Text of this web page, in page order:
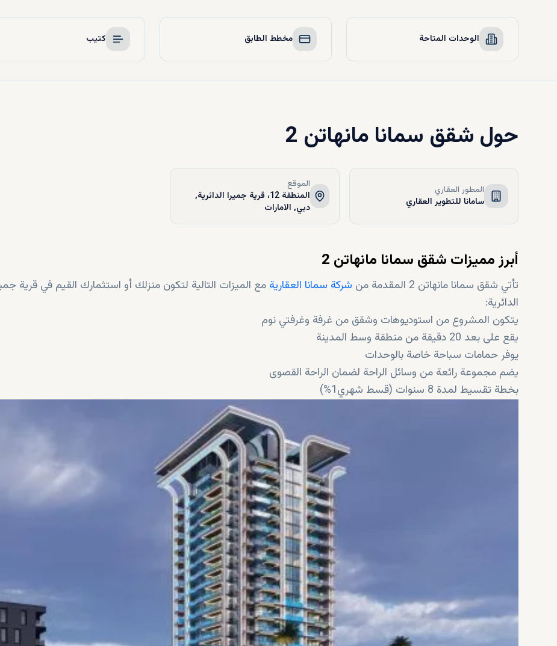
الوحدات المتاحة مخطط الطابق كتيب
حول شقق سمانا مانهاتن 2
المطور العقاري
سامانا للتطوير العقاري
الموقع
المنطقة 12، قرية جميرا الدائرية,
دبي, الامارات
أبرز مميزات شقق سمانا مانهاتن 2
تأتي شقق سمانا مانهاتن 2 المقدمة من شركة سمانا العقارية مع الميزات التالية لتكون منزلك أو استثمارك القيم في قرية
الدائرية:
يتكون المشروع من استوديوهات وشقق من غرفة وغرفتي نوم
يقع على بعد 20 دقيقة من منطقة وسط المدينة
يوفر حمامات سباحة خاصة بالوحدات
يضم مجموعة رائعة من وسائل الراحة لضمان الراحة القصوى
بخطة تقسيط لمدة 8 سنوات (قسط شهري1%)